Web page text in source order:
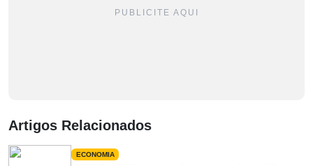
PUBLICITE AQUI
Artigos Relacionados
ECONOMIA